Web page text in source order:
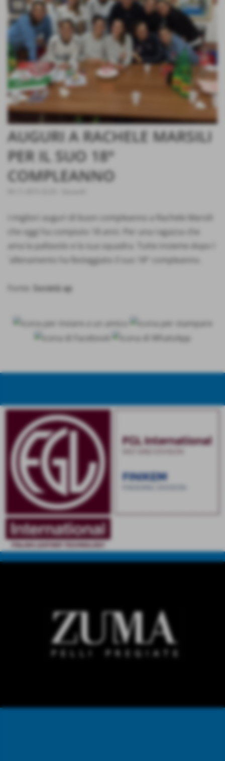
AUGURI A RACHELE MARSILI
PER IL SUO 18°
COMPLEANNO
I migliori auguri di buon compleanno a Rachele Marsili
che oggi ha compiuto 18 anni. Per una ragazza che
ama la pallavolo e la sua squadra. Tutte insieme dopo l
´allenamento ha festeggiato il suo 18° compleanno.
Fonte: Società ap